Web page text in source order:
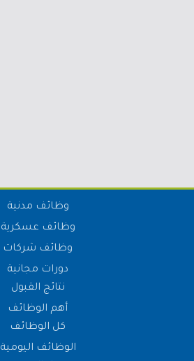
وظائف مدنية
وظائف عسكرية
وظائف شركات
دورات مجانية
نتائج القبول
أهم الوظائف
كل الوظائف
الوظائف اليومية